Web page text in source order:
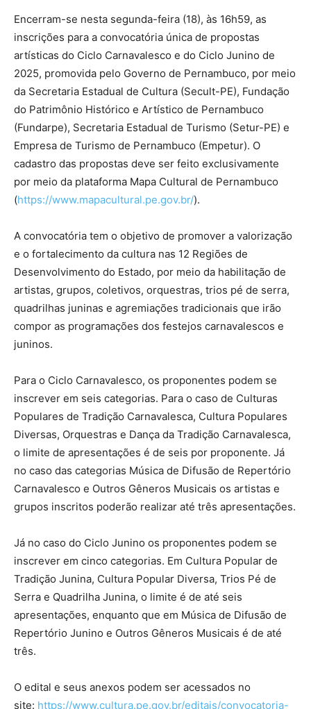
Encerram-se nesta segunda-feira (18), às 16h59, as
inscrições para a convocatória única de propostas
artísticas do Ciclo Carnavalesco e do Ciclo Junino de
2025, promovida pelo Governo de Pernambuco, por meio
da Secretaria Estadual de Cultura (Secult-PE), Fundação
do Patrimônio Histórico e Artístico de Pernambuco
(Fundarpe), Secretaria Estadual de Turismo (Setur-PE) e
Empresa de Turismo de Pernambuco (Empetur). O
cadastro das propostas deve ser feito exclusivamente
por meio da plataforma Mapa Cultural de Pernambuco
(https://www.mapacultural.pe.gov.br/).
A convocatória tem o objetivo de promover a valorização
e o fortalecimento da cultura nas 12 Regiões de
Desenvolvimento do Estado, por meio da habilitação de
artistas, grupos, coletivos, orquestras, trios pé de serra,
quadrilhas juninas e agremiações tradicionais que irão
compor as programações dos festejos carnavalescos e
juninos.
Para o Ciclo Carnavalesco, os proponentes podem se
inscrever em seis categorias. Para o caso de Culturas
Populares de Tradição Carnavalesca, Cultura Populares
Diversas, Orquestras e Dança da Tradição Carnavalesca,
o limite de apresentações é de seis por proponente. Já
no caso das categorias Música de Difusão de Repertório
Carnavalesco e Outros Gêneros Musicais os artistas e
grupos inscritos poderão realizar até três apresentações.
Já no caso do Ciclo Junino os proponentes podem se
inscrever em cinco categorias. Em Cultura Popular de
Tradição Junina, Cultura Popular Diversa, Trios Pé de
Serra e Quadrilha Junina, o limite é de até seis
apresentações, enquanto que em Música de Difusão de
Repertório Junino e Outros Gêneros Musicais é de até
três.
O edital e seus anexos podem ser acessados no
site: https://www.cultura.pe.gov.br/editais/convocatoria-